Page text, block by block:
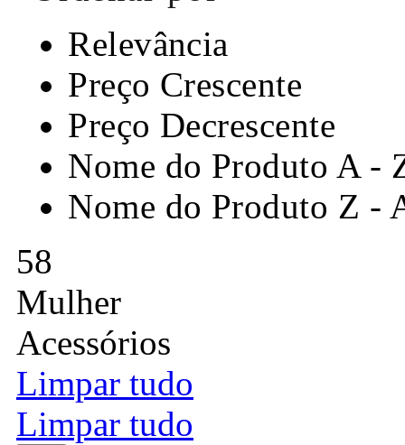
Relevância
Preço Crescente
Preço Decrescente
Nome do Produto A -
Nome do Produto Z -
58
Mulher
Acessórios
Limpar tudo
Limpar tudo